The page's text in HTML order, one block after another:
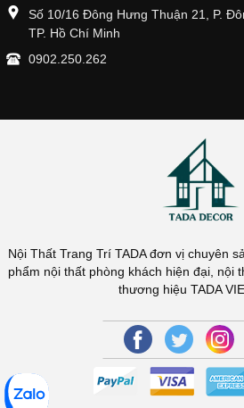
Số 10/16 Đông Hưng Thuận 21, P.
TP. Hồ Chí Minh
0902.250.262
Nội Thất Trang Trí TADA đơn vị chuyên
phẩm nội thất phòng khách hiện đại, nội
thương hiệu TADA